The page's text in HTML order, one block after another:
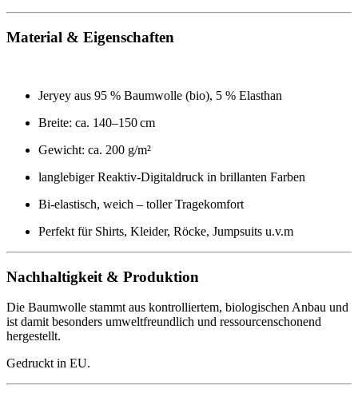
Material & Eigenschaften
Jeryey aus 95 % Baumwolle (bio), 5 % Elasthan
Breite: ca. 140–150 cm
Gewicht: ca. 200 g/m²
langlebiger Reaktiv-Digitaldruck in brillanten Farben
Bi-elastisch, weich – toller Tragekomfort
Perfekt für Shirts, Kleider, Röcke, Jumpsuits u.v.m
Nachhaltigkeit & Produktion
Die Baumwolle stammt aus kontrolliertem, biologischen Anbau und
ist damit besonders umweltfreundlich und ressourcenschonend
hergestellt.
Gedruckt in EU.